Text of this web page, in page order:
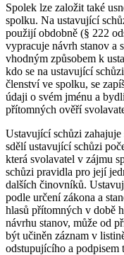
Spolek lze založit také
spolku. Na ustavující
použijí obdobně (§ 222
vypracuje návrh stanov a
vhodným způsobem k
kdo se na ustavující
členství ve spolku, se
údaji o svém jménu a
přítomných ověří
Ustavující schůzi zahajuje
sdělí ustavující schůzi
která svolavatel v zájmu
schůzi pravidla pro její
dalších činovníků.
podle určení zákona a
hlasů přítomných v době
návrhu stanov, může od
být učiněn záznam v
odstupujícího a